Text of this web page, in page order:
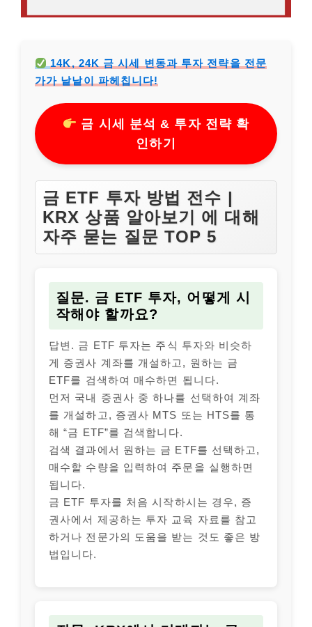
14K, 24K 금 시세 변동과 투자 전략을 전문
가가 낱낱이 파헤칩니다!
금 시세 분석 & 투자 전략 확
인하기
금 ETF 투자 방법 전수 |
KRX 상품 알아보기 에 대해
자주 묻는 질문 TOP 5
질문. 금 ETF 투자, 어떻게 시
작해야 할까요?
답변. 금 ETF 투자는 주식 투자와 비슷하
게 증권사 계좌를 개설하고, 원하는 금
ETF를 검색하여 매수하면 됩니다.
먼저 국내 증권사 중 하나를 선택하여 계좌
를 개설하고, 증권사 MTS 또는 HTS를 통
해 “금 ETF”를 검색합니다.
검색 결과에서 원하는 금 ETF를 선택하고,
매수할 수량을 입력하여 주문을 실행하면
됩니다.
금 ETF 투자를 처음 시작하시는 경우, 증
권사에서 제공하는 투자 교육 자료를 참고
하거나 전문가의 도움을 받는 것도 좋은 방
법입니다.